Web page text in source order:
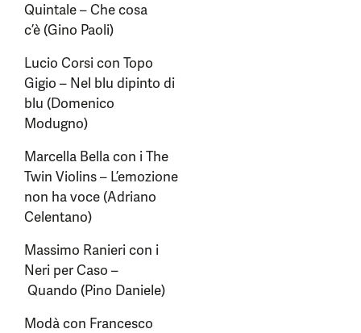
Quintale – Che cosa
c’è (Gino Paoli)
Lucio Corsi con Topo
Gigio – Nel blu dipinto di
blu (Domenico
Modugno)
Marcella Bella con i The
Twin Violins – L’emozione
non ha voce (Adriano
Celentano)
Massimo Ranieri con i
Neri per Caso –
Quando (Pino Daniele)
Modà con Francesco